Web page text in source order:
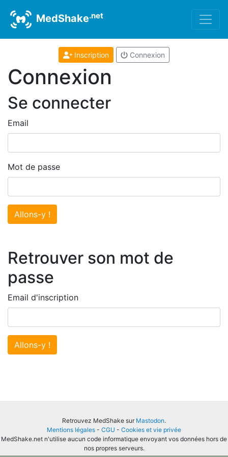
MedShake.net
Inscription Connexion
Connexion
Se connecter
Email
Mot de passe
Allons-y !
Retrouver son mot de
passe
Email d'inscription
Allons-y !
Retrouvez MedShake sur Mastodon.
Mentions légales - CGU - Cookies et vie privée
MedShake.net n'utilise aucun code informatique envoyant vos données hors de
nos propres serveurs.